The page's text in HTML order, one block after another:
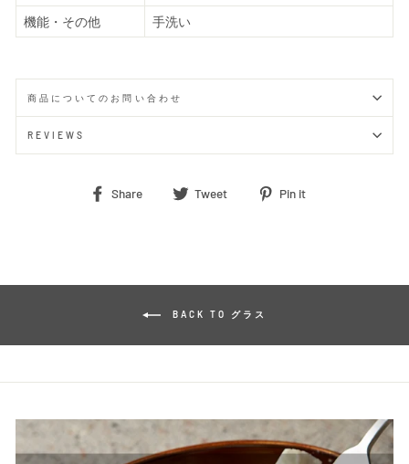
機能・その他
手洗い
商品についてのお問い合わせ
REVIEWS
Share
Share Tweet
Tweet Pin it
BACK TO グラス